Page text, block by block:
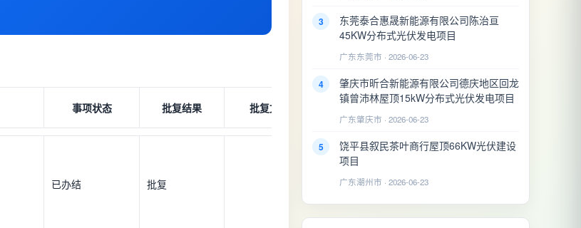
事项状态 批复结果 批复文号 办理日期
已办结 批复 2026-06-18
3
东莞泰合惠晟新能源有限公司陈治亘
45KW分布式光伏发电项目
广东东莞市 · 2026-06-23
4
肇庆市昕合新能源有限公司德庆地区回龙
镇曾沛林屋顶15kW分布式光伏发电项目
广东肇庆市 · 2026-06-23
5
饶平县叙民茶叶商行屋顶66KW光伏建设
项目
广东潮州市 · 2026-06-23